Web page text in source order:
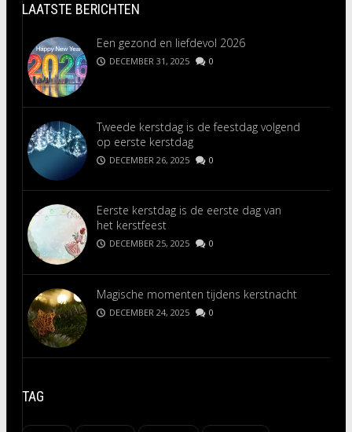
LAATSTE BERICHTEN
Een gezond en liefdevol 2026
DECEMBER 31, 2025 0
Tweede kerstdag is de feestdag volgend
op eerste kerstdag
DECEMBER 26, 2025 0
Eerste kerstdag is de eerste dag van
het kerstfeest
DECEMBER 25, 2025 0
Magische momenten tijdens kerstnacht
DECEMBER 24, 2025 0
TAG